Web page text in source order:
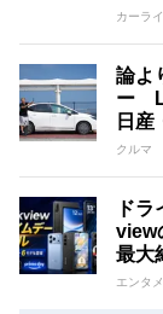
カーラ
論よ
ー
日産
クルマ
ド
view
最大
エンタメ